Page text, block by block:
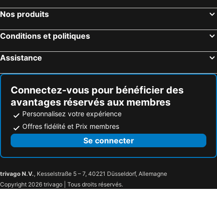
Valkenburg aan de Geul, Limbourg Hôtels
Utrecht, Utrecht Hôtels
Nos produits
Conditions et politiques
Assistance
Connectez-vous pour bénéficier des
avantages réservés aux membres
Personnalisez votre expérience
Offres fidélité et Prix membres
Se connecter
trivago N.V., Kesselstraße 5 – 7, 40221 Düsseldorf, Allemagne
Copyright 2026 trivago | Tous droits réservés.